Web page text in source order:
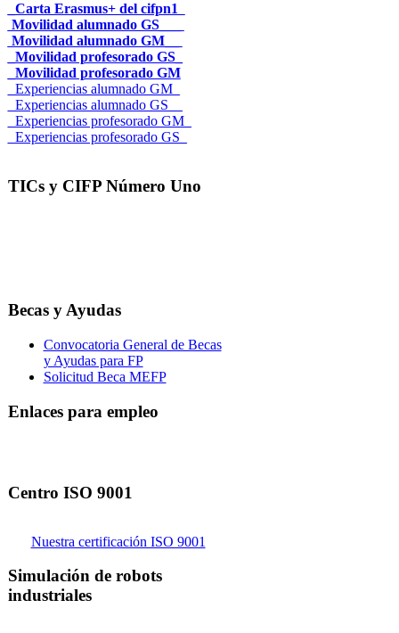
_Carta Erasmus+ del cifpn1
Movilidad alumnado GS___
Movilidad alumnado GM__
_Movilidad profesorado GS_
_Movilidad profesorado GM
_Experiencias alumnado GM_
_Experiencias alumnado GS__
_Experiencias profesorado GM_
_Experiencias profesorado GS_
TICs y CIFP Número Uno
Becas y Ayudas
Convocatoria General de Becas
y Ayudas para FP
Solicitud Beca MEFP
Enlaces para empleo
Centro ISO 9001
Nuestra certificación ISO 9001
Simulación de robots
industriales